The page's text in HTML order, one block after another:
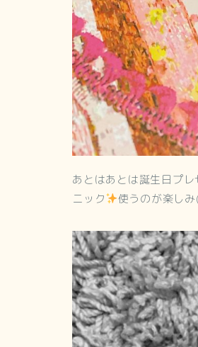
あとはあとは誕生日プ
ニック
使うのが楽し